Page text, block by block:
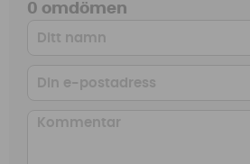
0 omdömen